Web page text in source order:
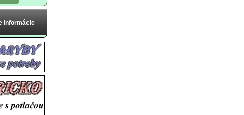
informácie